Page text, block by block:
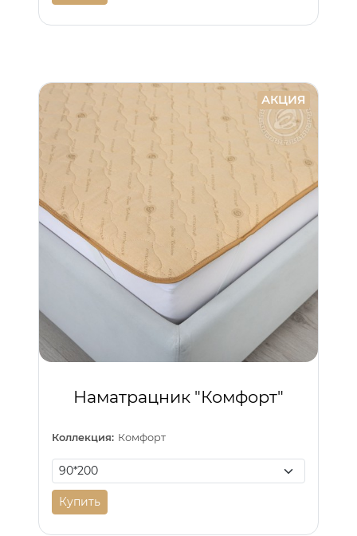
АКЦИЯ
Наматрацник "Комфорт"
Коллекция: Комфорт
Купить